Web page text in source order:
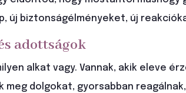
új biztonságélményeket, új
adottságok
alkat vagy. Vannak, akik eleve
meg dolgokat, gyorsabban